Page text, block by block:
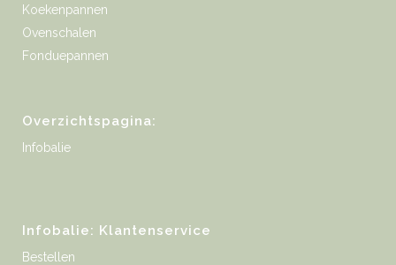
Koekenpannen
Ovenschalen
Fonduepannen
Overzichtspagina:
Infobalie
Infobalie: Klantenservice
Bestellen